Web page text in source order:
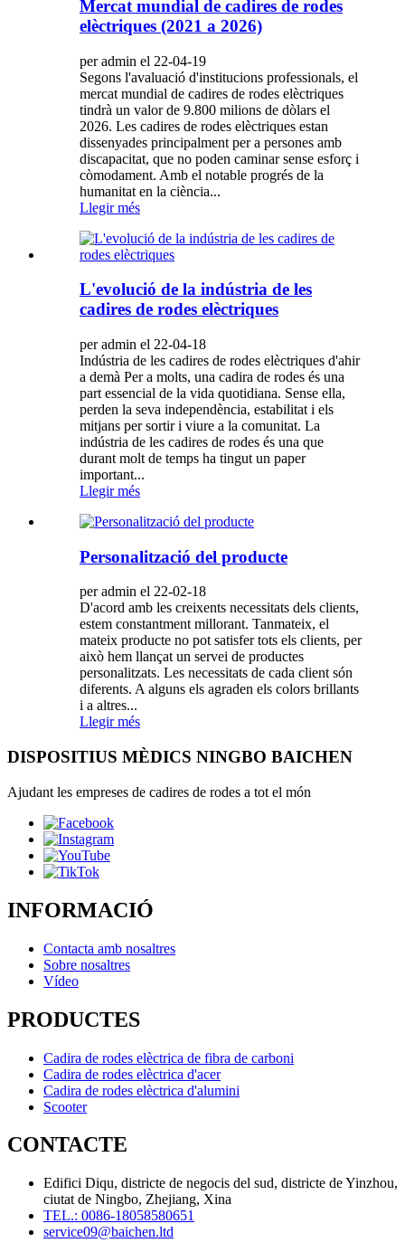
Mercat mundial de cadires de rodes
elèctriques (2021 a 2026)
per admin el 22-04-19
Segons l'avaluació d'institucions professionals, el
mercat mundial de cadires de rodes elèctriques
tindrà un valor de 9.800 milions de dòlars el
2026. Les cadires de rodes elèctriques estan
dissenyades principalment per a persones amb
discapacitat, que no poden caminar sense esforç i
còmodament. Amb el notable progrés de la
humanitat en la ciència...
Llegir més
L'evolució de la indústria de les
cadires de rodes elèctriques
per admin el 22-04-18
Indústria de les cadires de rodes elèctriques d'ahir
a demà Per a molts, una cadira de rodes és una
part essencial de la vida quotidiana. Sense ella,
perden la seva independència, estabilitat i els
mitjans per sortir i viure a la comunitat. La
indústria de les cadires de rodes és una que
durant molt de temps ha tingut un paper
important...
Llegir més
Personalització del producte
per admin el 22-02-18
D'acord amb les creixents necessitats dels clients,
estem constantment millorant. Tanmateix, el
mateix producte no pot satisfer tots els clients, per
això hem llançat un servei de productes
personalitzats. Les necessitats de cada client són
diferents. A alguns els agraden els colors brillants
i a altres...
Llegir més
DISPOSITIUS MÈDICS NINGBO BAICHEN
Ajudant les empreses de cadires de rodes a tot el món
INFORMACIÓ
Contacta amb nosaltres
Sobre nosaltres
Vídeo
PRODUCTES
Cadira de rodes elèctrica de fibra de carboni
Cadira de rodes elèctrica d'acer
Cadira de rodes elèctrica d'alumini
Scooter
CONTACTE
Edifici Diqu, districte de negocis del sud, districte de Yinzhou,
ciutat de Ningbo, Zhejiang, Xina
TEL.: 0086-18058580651
service09@baichen.ltd